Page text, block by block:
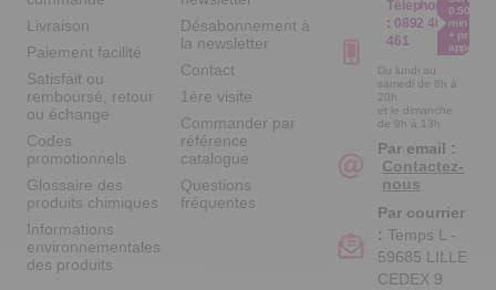
Livraison
Paiement facilité
Satisfait ou
remboursé, retour
ou échange
Codes
promotionnels
Glossaire des
produits chimiques
Informations
environnementales
des produits
Désabonnement à
la newsletter
Contact
1ère visite
Commander par
référence
catalogue
Questions
fréquentes
Téléphone
: 0892 461
461
0.50€ /
min
+ prix
appel
Du lundi au
samedi de 8h à
20h
et le dimanche
de 9h à 13h
Par email :
Contactez-
nous
Par courrier
: Temps L -
59685 LILLE
CEDEX 9